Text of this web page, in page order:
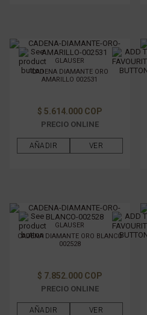
GLAUSER
CADENA DIAMANTE ORO
AMARILLO 002531
$ 5.614.000 COP
PRECIO ONLINE
AÑADIR VER
GLAUSER
CADENA DIAMANTE ORO BLANCO
002528
$ 7.852.000 COP
PRECIO ONLINE
AÑADIR VER